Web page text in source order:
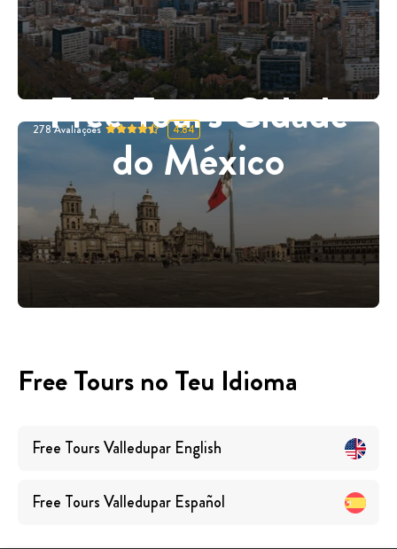
Free Tours Cidade
do México
278 Avaliações 4.84
Free Tours no Teu Idioma
Free ToursValledupar English
Free ToursValledupar Español